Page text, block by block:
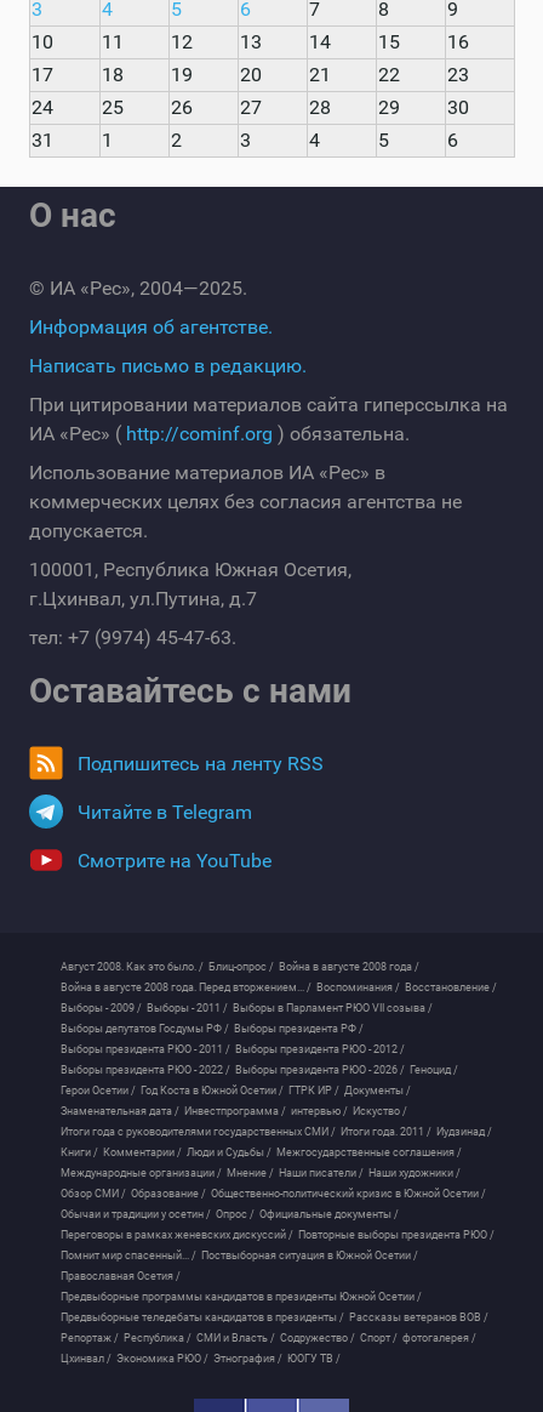
3
4 5 6 7 8
9
10
11 12 13 14 15
16
17
18 19 20 21 22
23
24
25 26 27 28 29
30
31
1 2 3 4 5 6
О нас
© ИА «Рес», 2004—2025.
Информация об агентстве.
Написать письмо в редакцию.
При цитировании материалов сайта гиперссылка на
ИА «Рес» ( http://cominf.org ) обязательна.
Использование материалов ИА «Рес» в
коммерческих целях без согласия агентства не
допускается.
100001, Республика Южная Осетия,
г.Цхинвал, ул.Путина, д.7
тел: +7 (9974) 45-47-63.
Оставайтесь с нами
Подпишитесь на ленту RSS
Читайте в Telegram
Смотрите на YouTube
Август 2008. Как это было. / Блиц-опрос / Война в августе 2008 года /
Война в августе 2008 года. Перед вторжением... / Воспоминания / Восстановление /
Выборы - 2009 / Выборы - 2011 / Выборы в Парламент РЮО VII созыва /
Выборы депутатов Госдумы РФ / Выборы президента РФ /
Выборы президента РЮО - 2011 / Выборы президента РЮО - 2012 /
Выборы президента РЮО - 2022 / Выборы президента РЮО - 2026 / Геноцид /
Герои Осетии / Год Коста в Южной Осетии / ГТРК ИР / Документы /
Знаменательная дата / Инвестпрограмма / интервью / Искуство /
Итоги года с руководителями государственных СМИ / Итоги года. 2011 / Иудзинад /
Книги / Комментарии / Люди и Судьбы / Межгосударственные соглашения /
Международные организации / Мнение / Наши писатели / Наши художники /
Обзор СМИ / Образование / Общественно-политический кризис в Южной Осетии /
Обычаи и традиции у осетин / Опрос / Официальные документы /
Переговоры в рамках женевских дискуссий / Повторные выборы президента РЮО /
Помнит мир спасенный... / Поствыборная ситуация в Южной Осетии /
Православная Осетия /
Предвыборные программы кандидатов в президенты Южной Осетии /
Предвыборные теледебаты кандидатов в президенты / Рассказы ветеранов ВОВ /
Репортаж / Республика / СМИ и Власть / Содружество / Спорт / фотогалерея /
Цхинвал / Экономика РЮО / Этнография / ЮОГУ ТВ /